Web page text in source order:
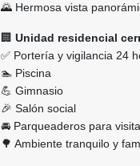
🌄 Hermosa vista
🏢 Unidad residencial
✅ Portería y vigilancia 24
🏊 Piscina
💪 Gimnasio
🎉 Salón social
🚘 Parqueaderos para
🌳 Ambiente tranquilo y